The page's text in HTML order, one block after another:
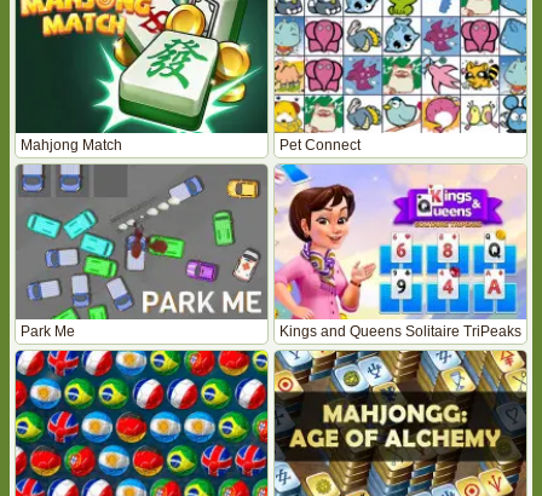
Mahjong Match Pet Connect
Park Me Kings and Queens Solitaire TriPeaks